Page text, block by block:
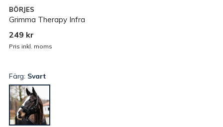
BÖRJES
Grimma Therapy Infra
249 kr
Pris inkl. moms
Färg: Svart